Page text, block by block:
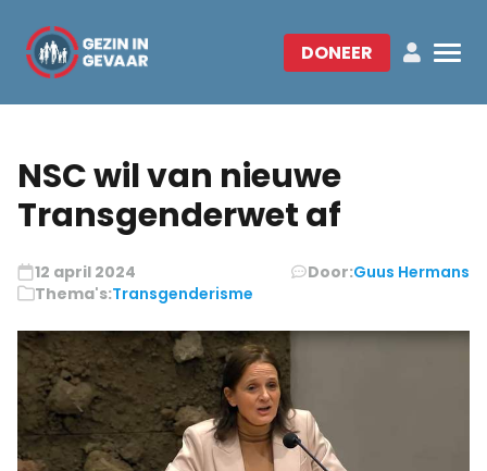
DONEER
NSC wil van nieuwe
Transgenderwet af
12 april 2024 Door:Guus Hermans
Thema's:Transgenderisme